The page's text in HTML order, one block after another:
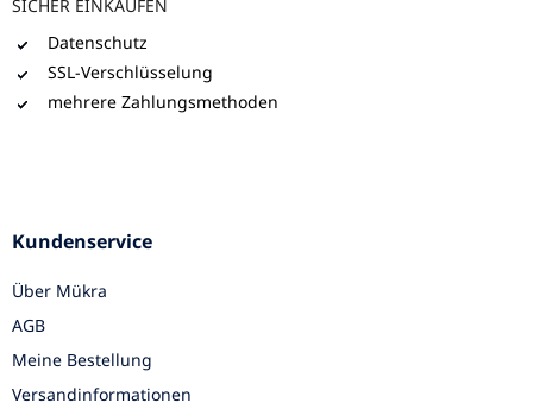
SICHER EINKAUFEN
Datenschutz
SSL-Verschlüsselung
mehrere Zahlungsmethoden
Kundenservice
Über Mükra
AGB
Meine Bestellung
Versandinformationen